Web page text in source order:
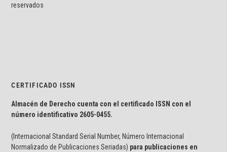
reservados
CERTIFICADO ISSN
Almacén de Derecho cuenta con el certificado ISSN con el
número identificativo 2605-0455.
(Internacional Standard Serial Number, Número Internacional
Normalizado de Publicaciones Seriadas) para publicaciones en